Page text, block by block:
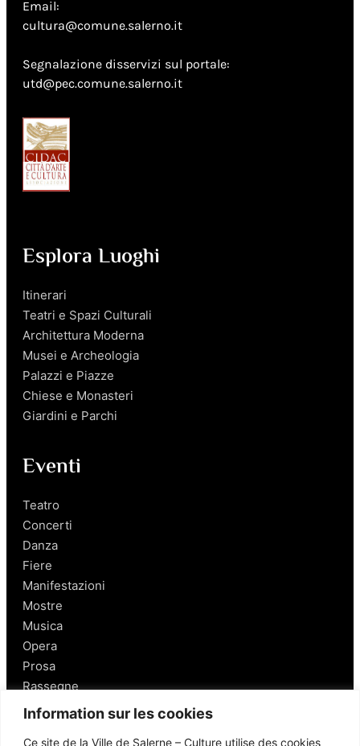
Information sur les cookies
Ce site de la Ville de Salerne – Culture utilise des cookies
Email:
cultura@comune.salerno.it
Segnalazione disservizi sul portale:
utd@pec.comune.salerno.it
Esplora Luoghi
Itinerari
Teatri e Spazi Culturali
Architettura Moderna
Musei e Archeologia
Palazzi e Piazze
Chiese e Monasteri
Giardini e Parchi
Eventi
Teatro
Concerti
Danza
Fiere
Manifestazioni
Mostre
Musica
Opera
Prosa
Rassegne
Salerno